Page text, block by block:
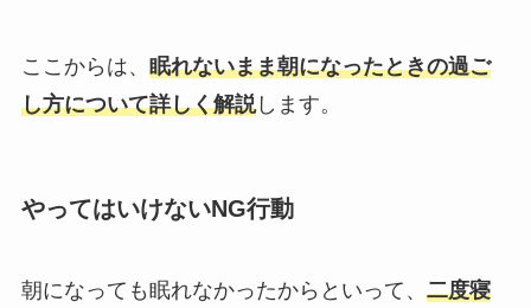
ここからは、 眠れないまま朝になったときの過ご
し方について詳しく解説します。
やってはいけないNG行動
朝になっても眠れなかったからといって、 二度寝